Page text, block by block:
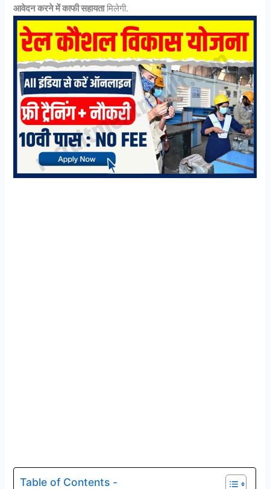
आवेदन करने में काफी सहायतामिलेगी.
Table of Contents -